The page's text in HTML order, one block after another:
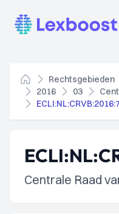
Lexboost
Home
Rechtsgebieden
2016
03
Centrale Raad